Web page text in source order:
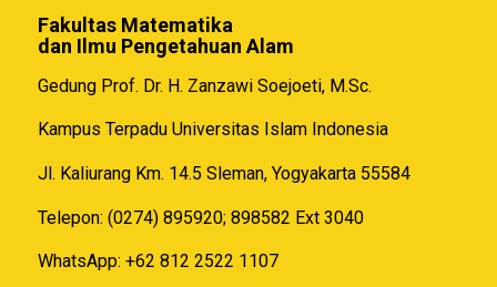
Fakultas Matematika
dan Ilmu Pengetahuan Alam
Gedung Prof. Dr. H. Zanzawi Soejoeti, M.Sc.
Kampus Terpadu Universitas Islam Indonesia
Jl. Kaliurang Km. 14.5 Sleman, Yogyakarta 55584
Telepon: (0274) 895920; 898582 Ext 3040
WhatsApp: +62 812 2522 1107